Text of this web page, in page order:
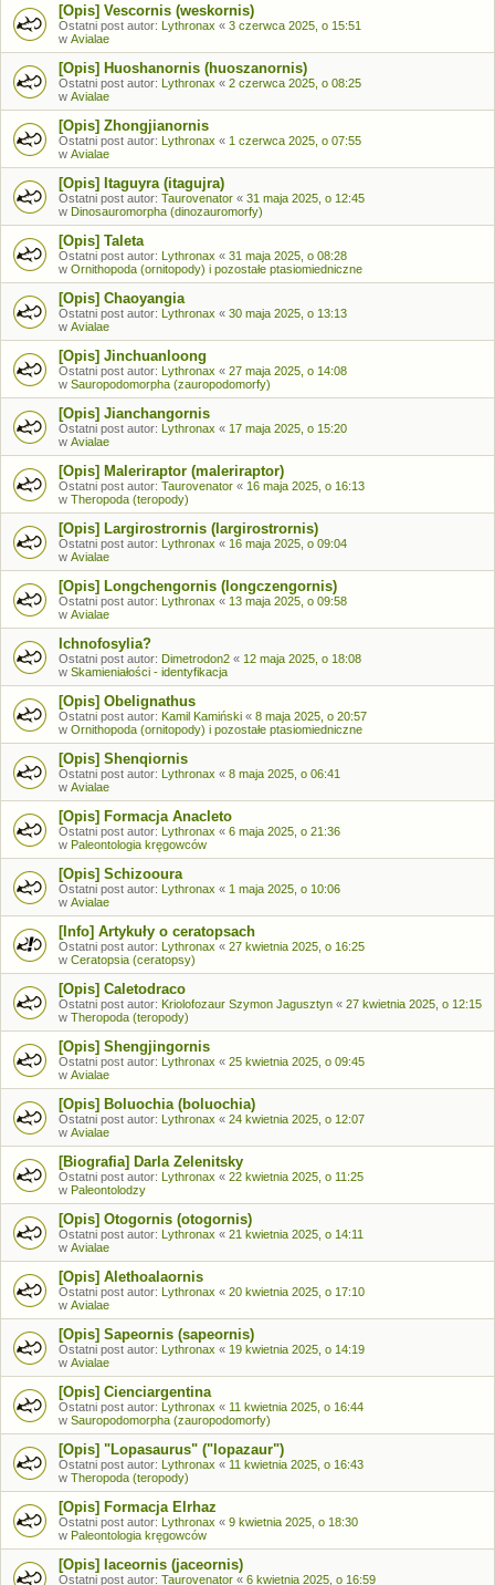
[Opis] Vescornis (weskornis)
Ostatni post autor: Lythronax « 3 czerwca 2025, o 15:51
w Avialae
[Opis] Huoshanornis (huoszanornis)
Ostatni post autor: Lythronax « 2 czerwca 2025, o 08:25
w Avialae
[Opis] Zhongjianornis
Ostatni post autor: Lythronax « 1 czerwca 2025, o 07:55
w Avialae
[Opis] Itaguyra (itagujra)
Ostatni post autor: Taurovenator « 31 maja 2025, o 12:45
w Dinosauromorpha (dinozauromorfy)
[Opis] Taleta
Ostatni post autor: Lythronax « 31 maja 2025, o 08:28
w Ornithopoda (ornitopody) i pozostałe ptasiomiedniczne
[Opis] Chaoyangia
Ostatni post autor: Lythronax « 30 maja 2025, o 13:13
w Avialae
[Opis] Jinchuanloong
Ostatni post autor: Lythronax « 27 maja 2025, o 14:08
w Sauropodomorpha (zauropodomorfy)
[Opis] Jianchangornis
Ostatni post autor: Lythronax « 17 maja 2025, o 15:20
w Avialae
[Opis] Maleriraptor (maleriraptor)
Ostatni post autor: Taurovenator « 16 maja 2025, o 16:13
w Theropoda (teropody)
[Opis] Largirostrornis (largirostrornis)
Ostatni post autor: Lythronax « 16 maja 2025, o 09:04
w Avialae
[Opis] Longchengornis (longczengornis)
Ostatni post autor: Lythronax « 13 maja 2025, o 09:58
w Avialae
Ichnofosylia?
Ostatni post autor: Dimetrodon2 « 12 maja 2025, o 18:08
w Skamieniałości - identyfikacja
[Opis] Obelignathus
Ostatni post autor: Kamil Kamiński « 8 maja 2025, o 20:57
w Ornithopoda (ornitopody) i pozostałe ptasiomiedniczne
[Opis] Shenqiornis
Ostatni post autor: Lythronax « 8 maja 2025, o 06:41
w Avialae
[Opis] Formacja Anacleto
Ostatni post autor: Lythronax « 6 maja 2025, o 21:36
w Paleontologia kręgowców
[Opis] Schizooura
Ostatni post autor: Lythronax « 1 maja 2025, o 10:06
w Avialae
[Info] Artykuły o ceratopsach
Ostatni post autor: Lythronax « 27 kwietnia 2025, o 16:25
w Ceratopsia (ceratopsy)
[Opis] Caletodraco
Ostatni post autor: Kriolofozaur Szymon Jagusztyn « 27 kwietnia 2025, o 12:15
w Theropoda (teropody)
[Opis] Shengjingornis
Ostatni post autor: Lythronax « 25 kwietnia 2025, o 09:45
w Avialae
[Opis] Boluochia (boluochia)
Ostatni post autor: Lythronax « 24 kwietnia 2025, o 12:07
w Avialae
[Biografia] Darla Zelenitsky
Ostatni post autor: Lythronax « 22 kwietnia 2025, o 11:25
w Paleontolodzy
[Opis] Otogornis (otogornis)
Ostatni post autor: Lythronax « 21 kwietnia 2025, o 14:11
w Avialae
[Opis] Alethoalaornis
Ostatni post autor: Lythronax « 20 kwietnia 2025, o 17:10
w Avialae
[Opis] Sapeornis (sapeornis)
Ostatni post autor: Lythronax « 19 kwietnia 2025, o 14:19
w Avialae
[Opis] Cienciargentina
Ostatni post autor: Lythronax « 11 kwietnia 2025, o 16:44
w Sauropodomorpha (zauropodomorfy)
[Opis] "Lopasaurus" ("lopazaur")
Ostatni post autor: Lythronax « 11 kwietnia 2025, o 16:43
w Theropoda (teropody)
[Opis] Formacja Elrhaz
Ostatni post autor: Lythronax « 9 kwietnia 2025, o 18:30
w Paleontologia kręgowców
[Opis] Iaceornis (jaceornis)
Ostatni post autor: Taurovenator « 6 kwietnia 2025, o 16:59